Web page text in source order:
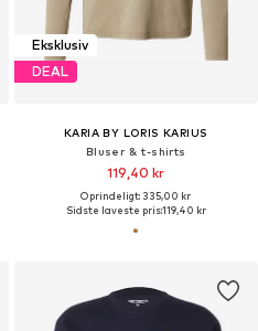
Eksklusiv
DEAL
KARIA BY LORIS KARIUS
Bluser & t-shirts
119,40 kr
Oprindeligt: 335,00 kr
Sidste laveste pris:119,40 kr